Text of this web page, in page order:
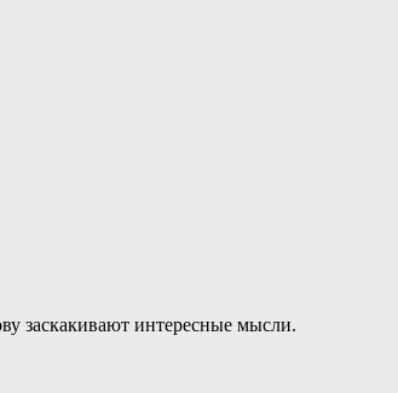
заскакивают интересные мысли.